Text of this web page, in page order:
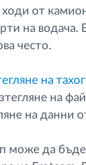
от
на
често.
на
на
на данни
може да